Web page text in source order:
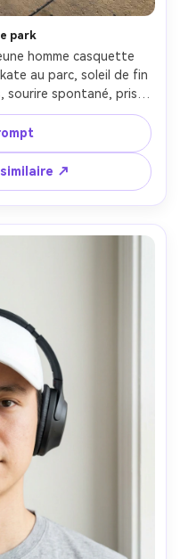
park
homme casquette
au parc, soleil de fin
sourire spontané, prise
du corps, sujet net,
streetwear sportif -
↗